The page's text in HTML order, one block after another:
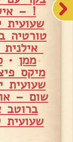
! –
שעועית
טורטיה
אילנית
ממן •
מיקס
שעועית
שום –
ברוטב
שעועית